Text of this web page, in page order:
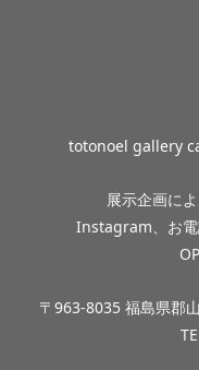
totonoel gallery
展示企画に
Instagram、お電
〒963-8035 福島県郡